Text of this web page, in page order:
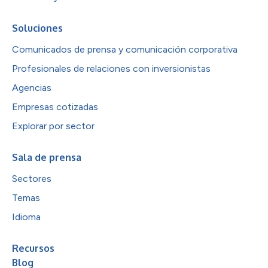
Soluciones
Comunicados de prensa y comunicación corporativa
Profesionales de relaciones con inversionistas
Agencias
Empresas cotizadas
Explorar por sector
Sala de prensa
Sectores
Temas
Idioma
Recursos
Blog